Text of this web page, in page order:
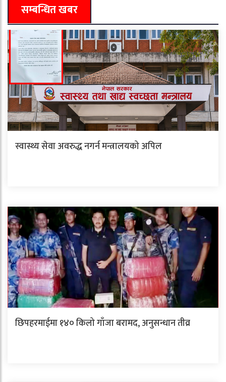
सम्बन्धित खबर
स्वास्थ्य सेवा अवरुद्ध नगर्न मन्त्रालयको अपिल
छिपहरमाईमा १४० किलो गाँजा बरामद, अनुसन्धान तीव्र